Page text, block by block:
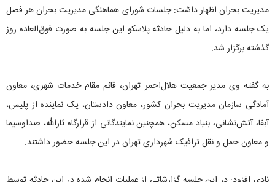
مدیریت بحران اظهار داشت: جلسات شورای هماهنگی مدیریت بحران هر فصل
یک جلسه دارد، اما به دلیل حادثه پلاسکو این جلسه به صورت فوق‌العاده روز
گذشته برگزار شد.
به گفته وی مدیر جمعیت هلال‌احمر تهران، قائم مقام خدمات شهری، معاون
آمادگی سازمان مدیریت بحران کشور، معاون دادستان، یک نماینده از پلیس،
آبفا، آتش‌نشانی، بنیاد مسکن، همچنین نمایندگانی از قرارگاه ثارالله، صداوسیما
و معاون حمل و نقل ترافیک شهرداری تهران در این جلسه حضور داشتند.